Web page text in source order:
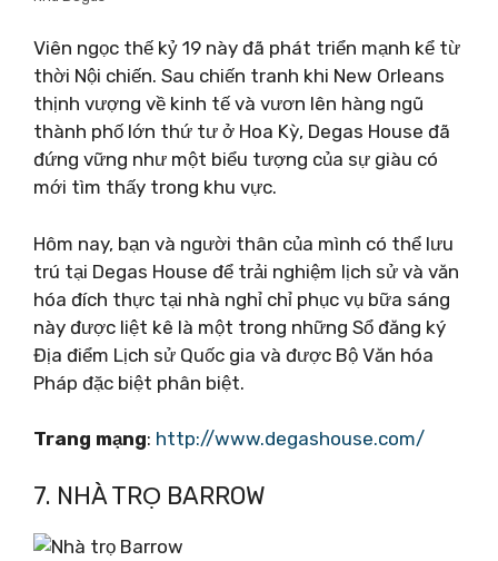
Viên ngọc thế kỷ 19 này đã phát triển mạnh kể từ
thời Nội chiến. Sau chiến tranh khi New Orleans
thịnh vượng về kinh tế và vươn lên hàng ngũ
thành phố lớn thứ tư ở Hoa Kỳ, Degas House đã
đứng vững như một biểu tượng của sự giàu có
mới tìm thấy trong khu vực.
Hôm nay, bạn và người thân của mình có thể lưu
trú tại Degas House để trải nghiệm lịch sử và văn
hóa đích thực tại nhà nghỉ chỉ phục vụ bữa sáng
này được liệt kê là một trong những Sổ đăng ký
Địa điểm Lịch sử Quốc gia và được Bộ Văn hóa
Pháp đặc biệt phân biệt.
Trang mạng: http://www.degashouse.com/
7. NHÀ TRỌ BARROW